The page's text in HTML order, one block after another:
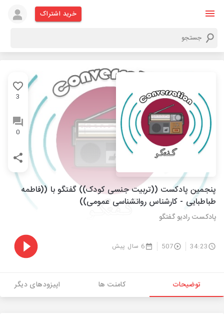
خرید اشتراک
3
0
پنجمین پادکست ((تربیت جنسی کودک)) گفتگو با ((فاطمه
طباطبایی - کارشناس روانشناسی عمومی))
پادکست رادیو گفتگو
34:23
507 6 سال پیش
توضیحات کامنت ها اپیزودهای دیگر